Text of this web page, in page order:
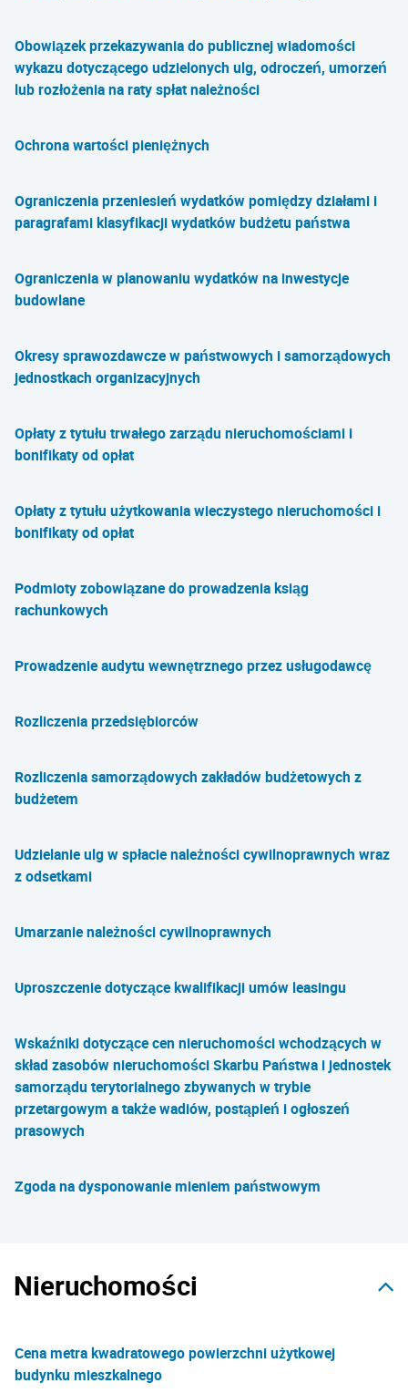
Obowiązek przekazywania do publicznej wiadomości
wykazu dotyczącego udzielonych ulg, odroczeń, umorzeń
lub rozłożenia na raty spłat należności
Ochrona wartości pieniężnych
Ograniczenia przeniesień wydatków pomiędzy działami i
paragrafami klasyfikacji wydatków budżetu państwa
Ograniczenia w planowaniu wydatków na inwestycje
budowlane
Okresy sprawozdawcze w państwowych i samorządowych
jednostkach organizacyjnych
Opłaty z tytułu trwałego zarządu nieruchomościami i
bonifikaty od opłat
Opłaty z tytułu użytkowania wieczystego nieruchomości i
bonifikaty od opłat
Podmioty zobowiązane do prowadzenia ksiąg
rachunkowych
Prowadzenie audytu wewnętrznego przez usługodawcę
Rozliczenia przedsiębiorców
Rozliczenia samorządowych zakładów budżetowych z
budżetem
Udzielanie ulg w spłacie należności cywilnoprawnych wraz
z odsetkami
Umarzanie należności cywilnoprawnych
Uproszczenie dotyczące kwalifikacji umów leasingu
Wskaźniki dotyczące cen nieruchomości wchodzących w
skład zasobów nieruchomości Skarbu Państwa i jednostek
samorządu terytorialnego zbywanych w trybie
przetargowym a także wadiów, postąpień i ogłoszeń
prasowych
Zgoda na dysponowanie mieniem państwowym
Nieruchomości
Cena metra kwadratowego powierzchni użytkowej
budynku mieszkalnego